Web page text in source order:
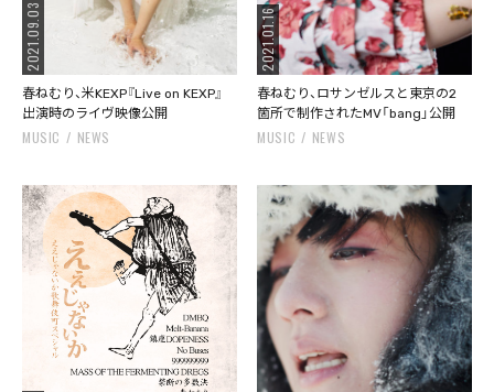
2021.09.03
春ねむり、米KEXP『Live on KEXP』
出演時のライヴ映像公開
MUSIC NEWS
2021.01.16
春ねむり、ロサンゼルスと東京の2
箇所で制作されたMV「bang」公開
MUSIC NEWS